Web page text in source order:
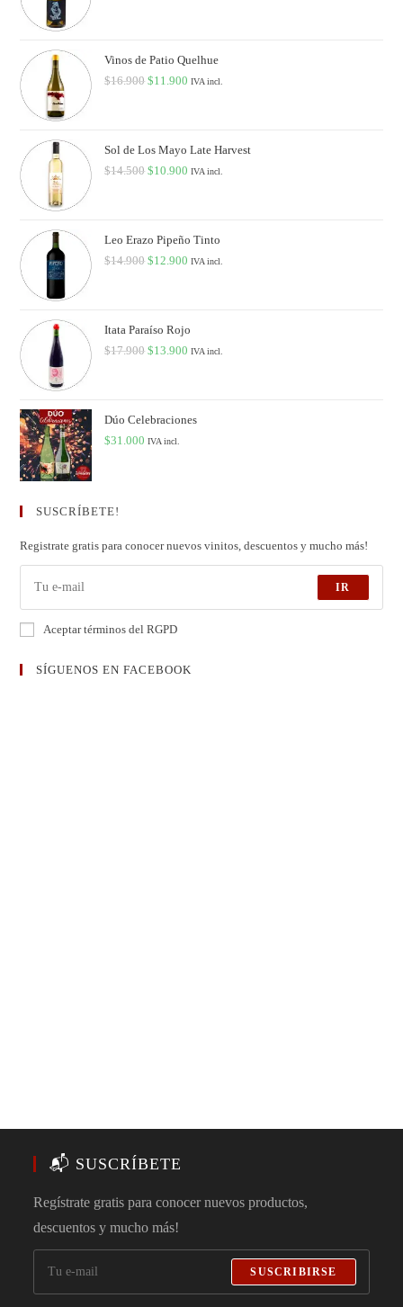
Vinos de Patio Quelhue
$16.900 $11.900 IVA incl.
Sol de Los Mayo Late Harvest
$14.500 $10.900 IVA incl.
Leo Erazo Pipeño Tinto
$14.900 $12.900 IVA incl.
Itata Paraíso Rojo
$17.900 $13.900 IVA incl.
Dúo Celebraciones
$31.000 IVA incl.
SUSCRÍBETE!
Registrate gratis para conocer nuevos vinitos, descuentos y mucho más!
IR
Aceptar términos del RGPD
SÍGUENOS EN FACEBOOK
📬 SUSCRÍBETE
Regístrate gratis para conocer nuevos productos,
descuentos y mucho más!
SUSCRIBIRSE